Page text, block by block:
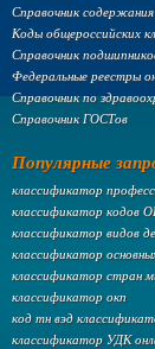
Справочник
Коды общероссийских
Справочник
Федеральные реестры
Справочник по
Справочник ГОСТов
Популярные
классификатор
классификатор кодов
классификатор видов
классификатор
классификатор стран
классификатор окп
код тн вэд
классификатор УДК